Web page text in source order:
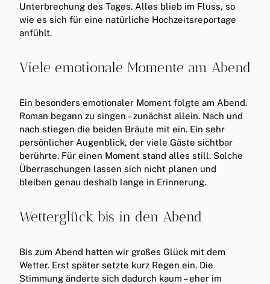
Unterbrechung des Tages. Alles blieb im Fluss, so
wie es sich für eine natürliche Hochzeitsreportage
anfühlt.
Viele emotionale Momente am Abend
Ein besonders emotionaler Moment folgte am Abend.
Roman begann zu singen – zunächst allein. Nach und
nach stiegen die beiden Bräute mit ein. Ein sehr
persönlicher Augenblick, der viele Gäste sichtbar
berührte. Für einen Moment stand alles still. Solche
Überraschungen lassen sich nicht planen und
bleiben genau deshalb lange in Erinnerung.
Wetterglück bis in den Abend
Bis zum Abend hatten wir großes Glück mit dem
Wetter. Erst später setzte kurz Regen ein. Die
Stimmung änderte sich dadurch kaum – eher im